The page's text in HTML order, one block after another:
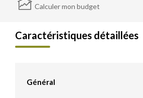
Calculer mon budget
Caractéristiques détaillées
Général